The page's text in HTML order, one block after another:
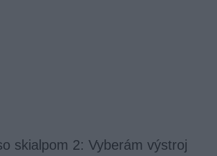
skialpom 2: Vyberám výstroj